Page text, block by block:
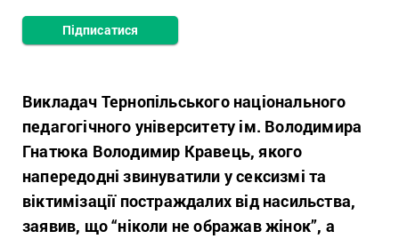
Підписатися
Викладач Тернопільського національного
педагогічного університету ім. Володимира
Гнатюка Володимир Кравець, якого
напередодні звинуватили у сексизмі та
віктимізації постраждалих від насильства,
заявив, що “ніколи не ображав жінок”, а